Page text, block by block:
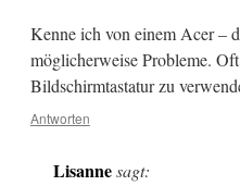
Kenne ich von einem Acer –
möglicherweise Probleme.
Bildschirmtastatur zu
Antworten
Lisanne sagt: